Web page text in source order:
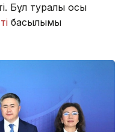
Бұл туралы осы
басылымы